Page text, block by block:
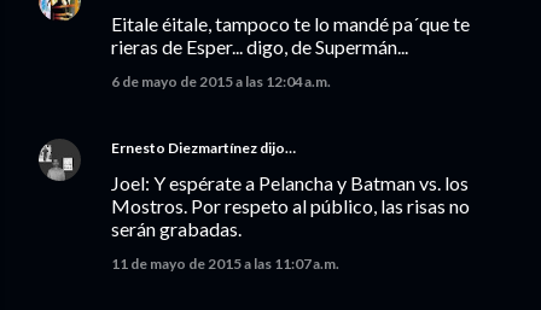
Eitale éitale, tampoco te lo mandé pa´que te
rieras de Esper... digo, de Supermán...
6 de mayo de 2015 a las 12:04 a.m.
Ernesto Diezmartínez dijo…
Joel: Y espérate a Pelancha y Batman vs. los
Mostros. Por respeto al público, las risas no
serán grabadas.
11 de mayo de 2015 a las 11:07 a.m.